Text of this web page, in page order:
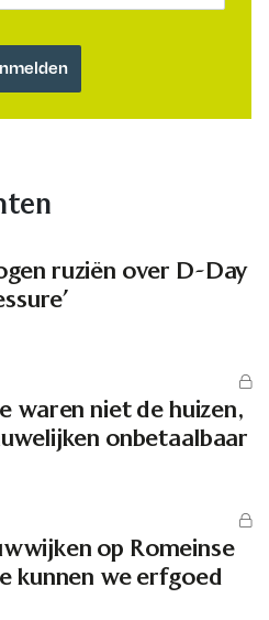
ruziën over D-Day
waren niet de huizen,
onbetaalbaar
op Romeinse
kunnen we erfgoed